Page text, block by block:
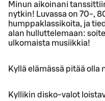
Minun aikoinani
nytkin! Luvassa on 70-,
humppaklassikoita, ja
alan hulluttelemaan:
ulkomaista musiikkia!
Kyllä elämässä pitää olla
Kyllikin disko-valot